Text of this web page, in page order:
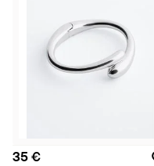
35 €